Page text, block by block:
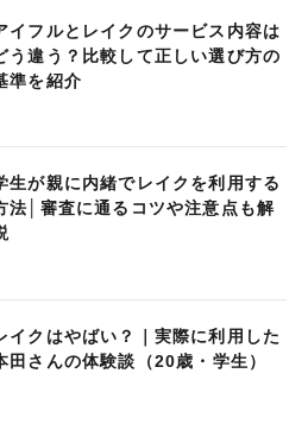
イフルとレイクのサービス内容は
う違う？比較して正しい選び方の
準を紹介
生が親に内緒でレイクを利用する
法│審査に通るコツや注意点も解
イクはやばい？｜実際に利用した
田さんの体験談（20歳・学生）